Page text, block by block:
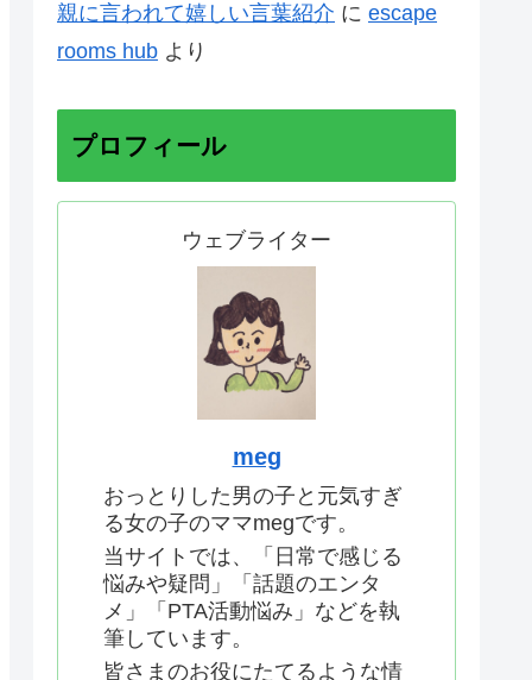
親に言われて嬉しい言葉紹介 に escape
rooms hub より
プロフィール
ウェブライター
meg
おっとりした男の子と元気すぎ
る女の子のママmegです。
当サイトでは、「日常で感じる
悩みや疑問」「話題のエンタ
メ」「PTA活動悩み」などを執
筆しています。
皆さまのお役にたてるような情